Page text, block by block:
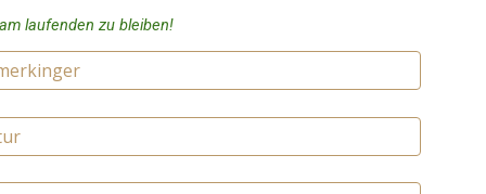
laufenden zu bleiben!